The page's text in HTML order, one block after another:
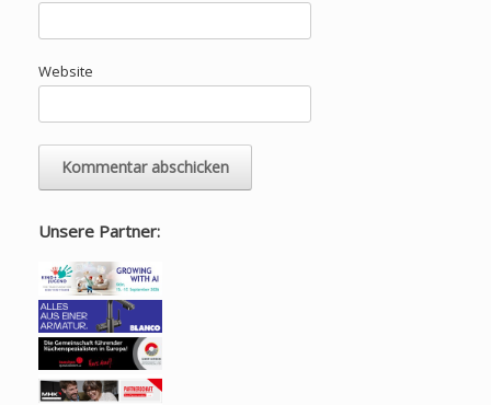
Website
Unsere Partner: